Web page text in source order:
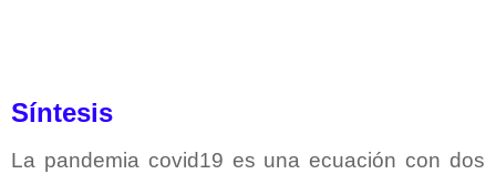
Síntesis
La pandemia covid19 es una ecuación con dos